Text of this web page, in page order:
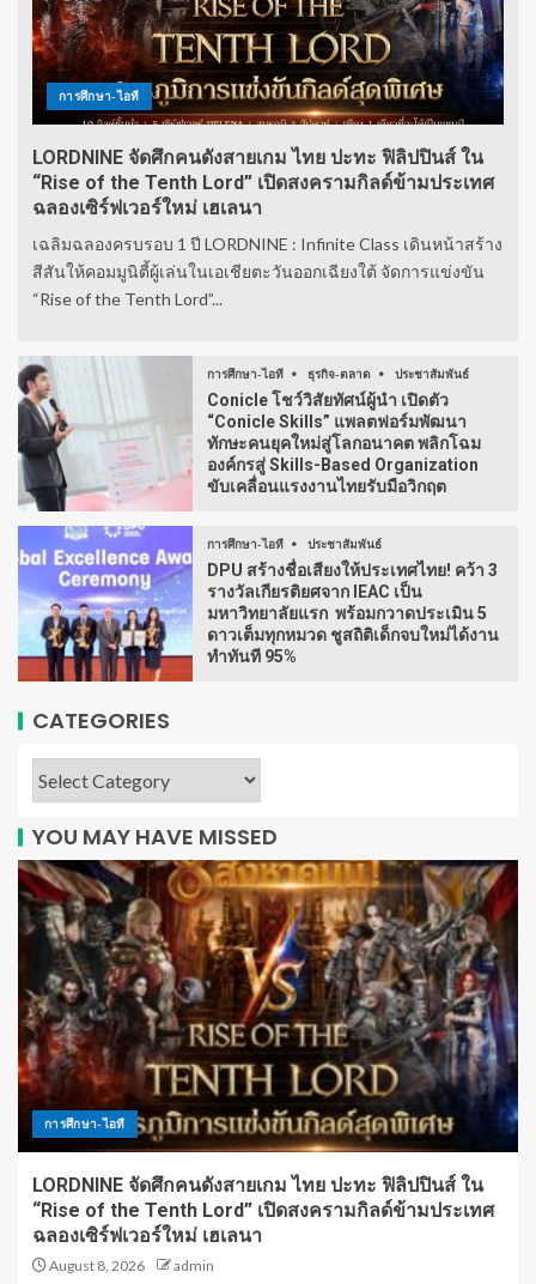
การศึกษา-ไอที
LORDNINE จัดศึกคนดังสายเกม ไทย ปะทะ ฟิลิปปินส์ ใน
“Rise of the Tenth Lord” เปิดสงครามกิลด์ข้ามประเทศ
ฉลองเซิร์ฟเวอร์ใหม่ เฮเลนา
เฉลิมฉลองครบรอบ 1 ปี LORDNINE : Infinite Class เดินหน้าสร้าง
สีสันให้คอมมูนิตี้ผู้เล่นในเอเชียตะวันออกเฉียงใต้ จัดการแข่งขัน
“Rise of the Tenth Lord”...
การศึกษา-ไอที ธุรกิจ-ตลาด ประชาสัมพันธ์
Conicle โชว์วิสัยทัศน์ผู้นำ เปิดตัว
“Conicle Skills” แพลตฟอร์มพัฒนา
ทักษะคนยุคใหม่สู่โลกอนาคต พลิกโฉม
องค์กรสู่ Skills-Based Organization
ขับเคลื่อนแรงงานไทยรับมือวิกฤต
การศึกษา-ไอที ประชาสัมพันธ์
DPU สร้างชื่อเสียงให้ประเทศไทย! คว้า 3
รางวัลเกียรติยศจาก IEAC เป็น
มหาวิทยาลัยแรก พร้อมกวาดประเมิน 5
ดาวเต็มทุกหมวด ชูสถิติเด็กจบใหม่ได้งาน
ทำทันที 95%
CATEGORIES
YOU MAY HAVE MISSED
การศึกษา-ไอที
LORDNINE จัดศึกคนดังสายเกม ไทย ปะทะ ฟิลิปปินส์ ใน
“Rise of the Tenth Lord” เปิดสงครามกิลด์ข้ามประเทศ
ฉลองเซิร์ฟเวอร์ใหม่ เฮเลนา
August 8, 2026 admin